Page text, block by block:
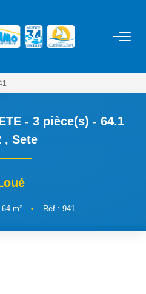
- 3 pièce(s) - 64.1
, Sete
64m² • Réf : 941